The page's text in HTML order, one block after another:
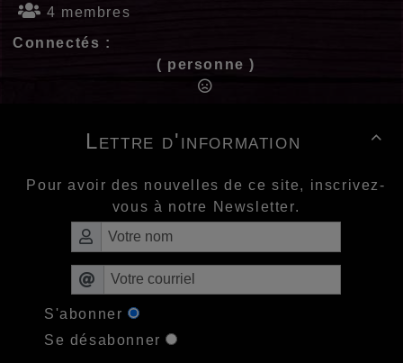
4 membres
Connectés :
( personne )

Lettre d'information
Pour avoir des nouvelles de ce site, inscrivez-
vous à notre Newsletter.
S'abonner
Se désabonner